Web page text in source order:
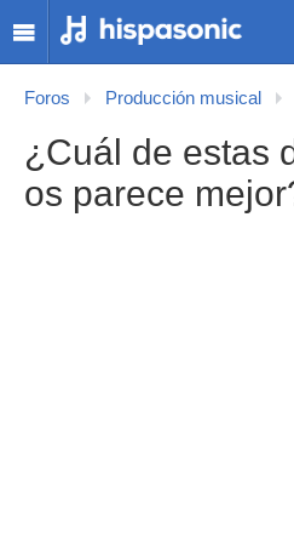
Foros Producción musical
¿Cuál de estas
os parece